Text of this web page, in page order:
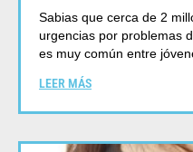
Sabias que cerca de 2
urgencias por problemas
es muy común entre
LEER MÁS